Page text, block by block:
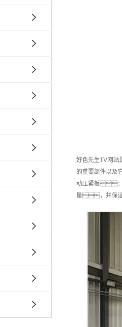
好色先生TV网
的重要部件以
动压紧板
量，并保